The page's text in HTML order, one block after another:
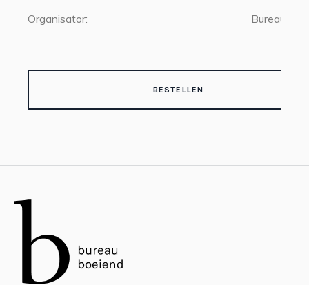
Organisator: Bureau
BESTELLEN